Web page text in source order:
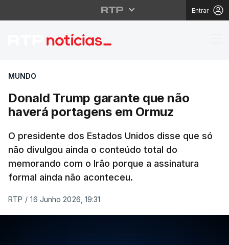
Entrar
Donald Trump
MUNDO
Donald Trump garante que não
haverá portagens em Ormuz
O presidente dos Estados Unidos disse que só
não divulgou ainda o conteúdo total do
memorando com o Irão porque a assinatura
formal ainda não aconteceu.
RTP / 16 Junho 2026, 19:31